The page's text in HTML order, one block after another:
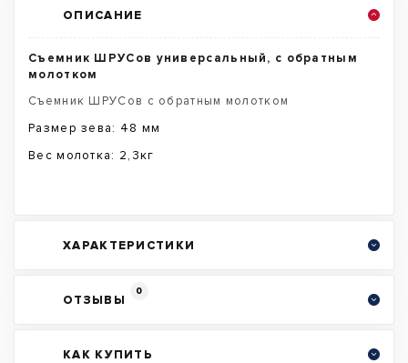
ОПИСАНИЕ
Съемник ШРУСов универсальный, с обратным
молотком
Съемник ШРУСов с обратным молотком
Размер зева: 48 мм
Вес молотка: 2,3кг
ХАРАКТЕРИСТИКИ
ОТЗЫВЫ
0
КАК КУПИТЬ